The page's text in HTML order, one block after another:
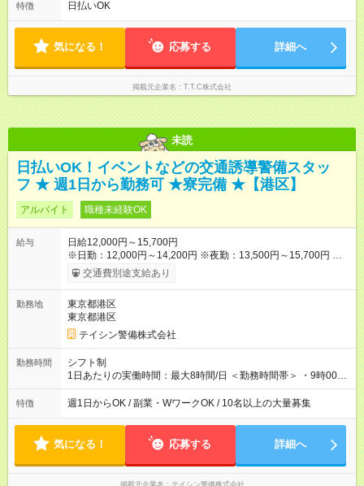
特徴 日払いOK
気になる！ 応募する 詳細へ
掲載元企業名 T.T.C株式会社
未読
日払いOK！イベントなどの交通誘導警備スタッ
フ ★ 週1日から勤務可 ★寮完備 ★【港区】
アルバイト 職種未経験OK
給与
日給12,000円～15,700円
※日勤：12,000円～14,200円 ※夜勤：13,500円～15,700円 ※研
修3日間：25,755円（8,585円×3日間） ✅早上がりでも日給全額
保証◎ ✅寮完備！即入居OK！ ✅週1日～勤務OK ✅週5日勤務×フ
全額支給 ※資格取得費用は会社が全額負担します。 ＜＜ ✨紹介
報奨金キャンペーン✨ ＞＞ 紹介する側＆入社する側も嬉しい制
度！ 条件に応じて、下記報奨金を支給♪ ■紹介者：最大10万円 ■
入社者：最大5万円 ■入社者（即戦力）：最大7万円 【試用期
間】試用期間あり 試用期間の長さ：2ヶ月 雇用形態、給与は本
採用時と同じです。
交通費別途支給あり
勤務地
東京都港区
東京都港区
テイシン警備株式会社
勤務時間
シフト制
1日あたりの実働時間：最大8時間/日 ＜勤務時間帯＞ ・9時00分
～18時00分 ・20時00分～05時00分 ◎週1日から勤務可能で、1
週間ごと1ヶ月ごとの自己申告制シフトを採用。短期勤務や副業
など、ライフスタイルに合わせた働き方ができます。有給休暇
も積極的に取得可能です！
特徴 週1日からOK / 副業・WワークOK / 10名以上の大量募集
気になる！ 応募する 詳細へ
掲載元企業名 テイシン警備株式会社